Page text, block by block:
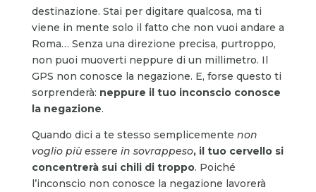
destinazione. Stai per digitare qualcosa, ma ti
viene in mente solo il fatto che non vuoi andare a
Roma… Senza una direzione precisa, purtroppo,
non puoi muoverti neppure di un millimetro. Il
GPS non conosce la negazione. E, forse questo ti
sorprenderà: neppure il tuo inconscio conosce
la negazione.
Quando dici a te stesso semplicemente non
voglio più essere in sovrappeso, il tuo cervello si
concentrerà sui chili di troppo. Poiché
l’inconscio non conosce la negazione lavorerà